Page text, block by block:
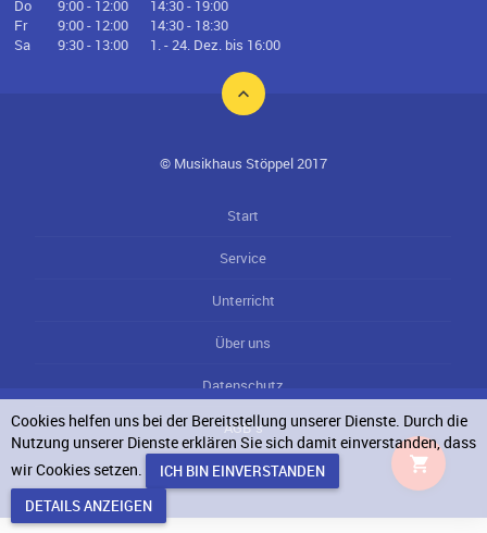
Do
9:00 - 12:00
14:30 - 19:00
Fr
9:00 - 12:00
14:30 - 18:30
Sa
9:30 - 13:00 1. - 24. Dez. bis 16:00
© Musikhaus Stöppel 2017
Start
Service
Unterricht
Über uns
Datenschutz
AGB`s
Impressum
Cookies helfen uns bei der Bereitstellung unserer Dienste. Durch die
Nutzung unserer Dienste erklären Sie sich damit einverstanden, dass
wir Cookies setzen.
DETAILS ANZEIGEN